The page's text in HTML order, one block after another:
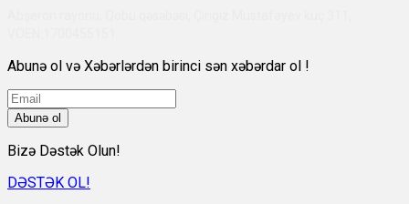
Abunə ol və Xəbərlərdən birinci sən xəbərdar ol !
Abunə ol
Bizə Dəstək Olun!
DƏSTƏK OL!